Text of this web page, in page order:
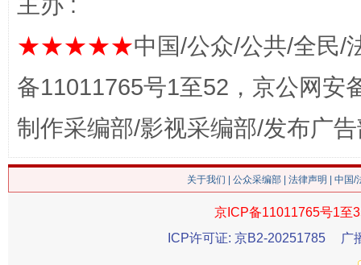
★★★★★中国/公众/公共/全民/
备11011765号1至52，京公网安
制作采编部/影视采编部/发布广
关于我们 公众采编部 法律声明 | 中国
京ICP备11011765号1至
ICP许可证: 京B2-20251785
广